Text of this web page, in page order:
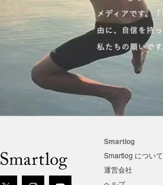
Smartlog
Smartlog について
運営会社